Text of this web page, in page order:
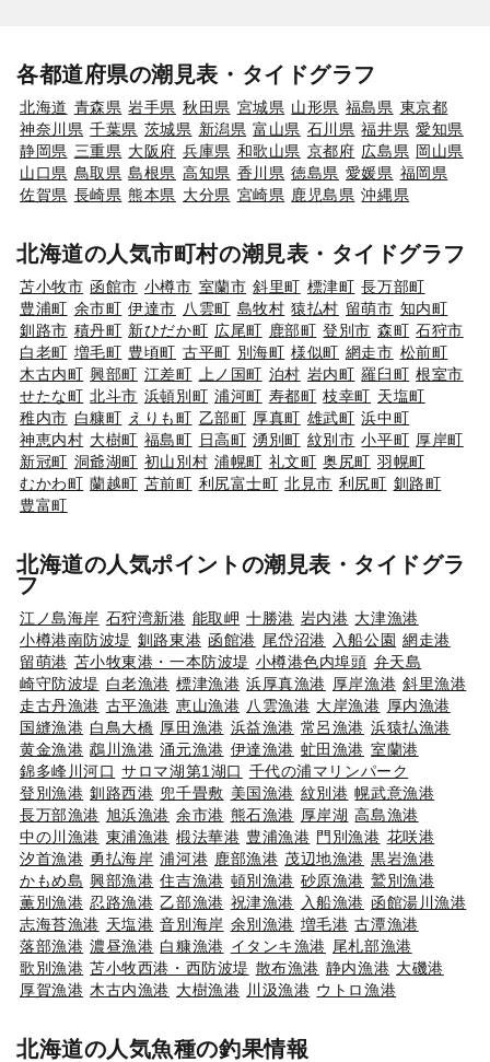
各都道府県の潮見表・タイドグラフ
北海道 青森県 岩手県 秋田県 宮城県 山形県 福島県 東京都
神奈川県 千葉県 茨城県 新潟県 富山県 石川県 福井県 愛知県
静岡県 三重県 大阪府 兵庫県 和歌山県 京都府 広島県 岡山県
山口県 鳥取県 島根県 高知県 香川県 徳島県 愛媛県 福岡県
佐賀県 長崎県 熊本県 大分県 宮崎県 鹿児島県 沖縄県
北海道の人気市町村の潮見表・タイドグラフ
苫小牧市 函館市 小樽市 室蘭市 斜里町 標津町 長万部町
豊浦町 余市町 伊達市 八雲町 島牧村 猿払村 留萌市 知内町
釧路市 積丹町 新ひだか町 広尾町 鹿部町 登別市 森町 石狩市
白老町 増毛町 豊頃町 古平町 別海町 様似町 網走市 松前町
木古内町 興部町 江差町 上ノ国町 泊村 岩内町 羅臼町 根室市
せたな町 北斗市 浜頓別町 浦河町 寿都町 枝幸町 天塩町
稚内市 白糠町 えりも町 乙部町 厚真町 雄武町 浜中町
神恵内村 大樹町 福島町 日高町 湧別町 紋別市 小平町 厚岸町
新冠町 洞爺湖町 初山別村 浦幌町 礼文町 奥尻町 羽幌町
むかわ町 蘭越町 苫前町 利尻富士町 北見市 利尻町 釧路町
豊富町
北海道の人気ポイントの潮見表・タイドグラ
フ
江ノ島海岸 石狩湾新港 能取岬 十勝港 岩内港 大津漁港
小樽港南防波堤 釧路東港 函館港 尾岱沼港 入船公園 網走港
留萌港 苫小牧東港・一本防波堤 小樽港色内埠頭 弁天島
崎守防波堤 白老漁港 標津漁港 浜厚真漁港 厚岸漁港 斜里漁港
走古丹漁港 古平漁港 恵山漁港 八雲漁港 大岸漁港 厚内漁港
国縫漁港 白鳥大橋 厚田漁港 浜益漁港 常呂漁港 浜猿払漁港
黄金漁港 鵡川漁港 涌元漁港 伊達漁港 虻田漁港 室蘭港
錦多峰川河口 サロマ湖第1湖口 千代の浦マリンパーク
登別漁港 釧路西港 兜千畳敷 美国漁港 紋別港 幌武意漁港
長万部漁港 旭浜漁港 余市港 熊石漁港 厚岸湖 高島漁港
中の川漁港 東浦漁港 椴法華港 豊浦漁港 門別漁港 花咲港
汐首漁港 勇払海岸 浦河港 鹿部漁港 茂辺地漁港 黒岩漁港
かもめ島 興部漁港 住吉漁港 頓別漁港 砂原漁港 鷲別漁港
薫別漁港 忍路漁港 乙部漁港 祝津漁港 入船漁港 函館湯川漁港
志海苔漁港 天塩港 音別海岸 余別漁港 増毛港 古潭漁港
落部漁港 濃昼漁港 白糠漁港 イタンキ漁港 尾札部漁港
歌別漁港 苫小牧西港・西防波堤 散布漁港 静内漁港 大磯港
厚賀漁港 木古内漁港 大樹漁港 川汲漁港 ウトロ漁港
北海道の人気魚種の釣果情報